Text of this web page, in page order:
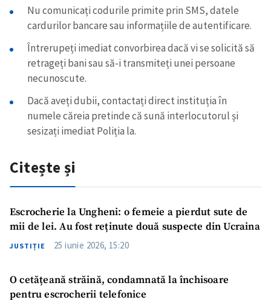
Nu comunicați codurile primite prin SMS, datele
cardurilor bancare sau informațiile de autentificare.
Întrerupeți imediat convorbirea dacă vi se solicită să
retrageți bani sau să-i transmiteți unei persoane
necunoscute.
Dacă aveți dubii, contactați direct instituția în
numele căreia pretinde că sună interlocutorul și
sesizați imediat Poliția la.
Citește și
Escrocherie la Ungheni: o femeie a pierdut sute de
mii de lei. Au fost reținute două suspecte din Ucraina
JUSTIȚIE 25 iunie 2026, 15:20
O cetățeană străină, condamnată la închisoare
pentru escrocherii telefonice